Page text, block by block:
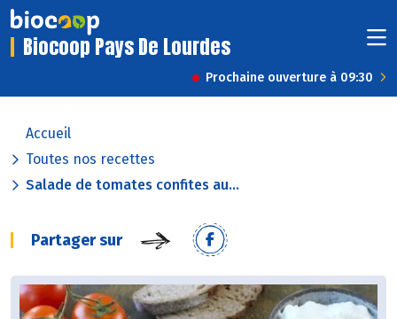
Biocoop Pays De Lourdes
Prochaine ouverture à 09:30
Accueil
Toutes nos recettes
Salade de tomates confites au...
Partager sur